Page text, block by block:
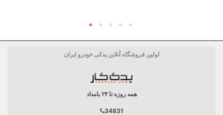
اولین فروشگاه آنلاین یدکی خودرو ایران
همه روزه تا ۲۴ بامداد
34831